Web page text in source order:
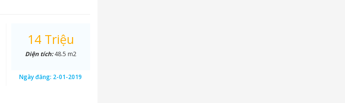
14 Triệu
Diện tích:48.5 m2
Ngày đăng: 2-01-2019